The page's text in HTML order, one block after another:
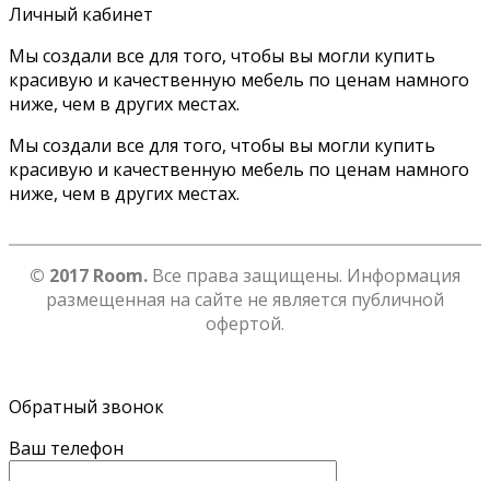
Личный кабинет
Мы создали все для того, чтобы вы могли купить
красивую и качественную мебель по ценам намного
ниже, чем в других местах.
Мы создали все для того, чтобы вы могли купить
красивую и качественную мебель по ценам намного
ниже, чем в других местах.
© 2017 Room. Все права защищены. Информация
размещенная на сайте не является публичной
офертой.
Обратный звонок
Ваш телефон